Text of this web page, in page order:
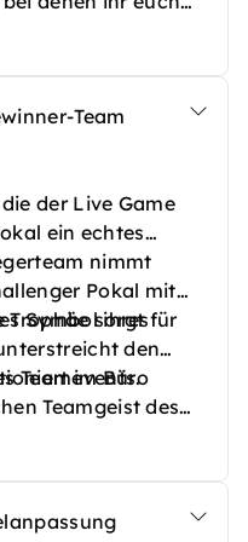
wollt. Der Host
Team
der Live Game
ein echtes
nimmt
Pokal mit
Symbol ihres
Trophäe sorgt für
den
Teamevents.
im Büro
Teamgeist des
und